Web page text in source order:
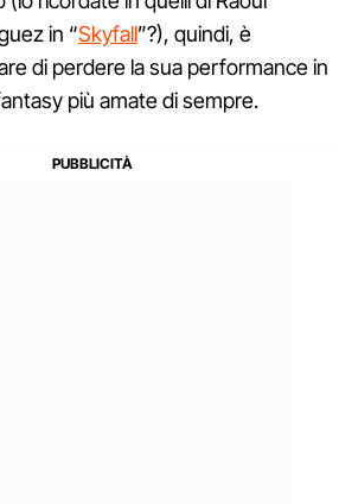
in “Skyfall”?), quindi, è
di perdere la sua performance in
più amate di sempre.